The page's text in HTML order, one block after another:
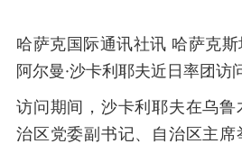
哈萨克国际通讯社讯 哈萨克
阿尔曼·沙卡利耶夫近日率团访
访问期间，沙卡利耶夫在乌鲁
治区党委副书记、自治区主